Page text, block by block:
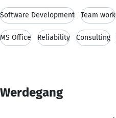
Software Development Team work
MS Office Reliability Consulting
Werdegang